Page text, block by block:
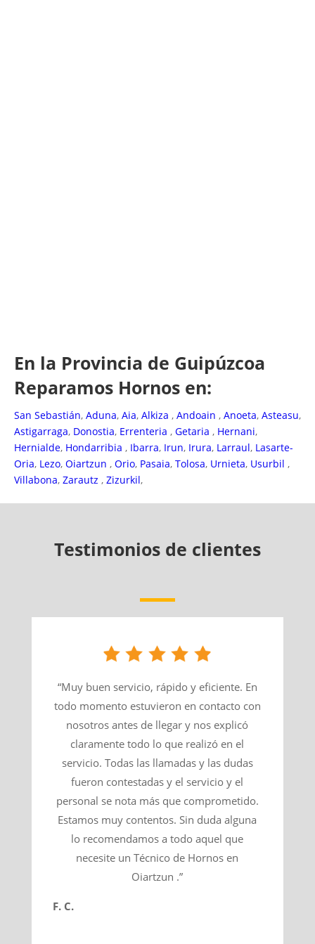
En la Provincia de Guipúzcoa
Reparamos Hornos en:
San Sebastián, Aduna, Aia, Alkiza , Andoain , Anoeta, Asteasu,
Astigarraga, Donostia, Errenteria , Getaria , Hernani,
Hernialde, Hondarribia , Ibarra, Irun, Irura, Larraul, Lasarte-
Oria, Lezo, Oiartzun , Orio, Pasaia, Tolosa, Urnieta, Usurbil ,
Villabona, Zarautz , Zizurkil,
Testimonios de clientes
“Muy buen servicio, rápido y eficiente. En
todo momento estuvieron en contacto con
nosotros antes de llegar y nos explicó
claramente todo lo que realizó en el
servicio. Todas las llamadas y las dudas
fueron contestadas y el servicio y el
personal se nota más que comprometido.
Estamos muy contentos. Sin duda alguna
lo recomendamos a todo aquel que
necesite un Técnico de Hornos en
Oiartzun .”
F. C.